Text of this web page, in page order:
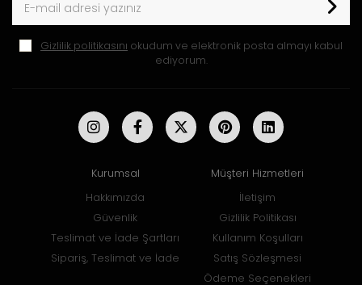
Gizlilik politikasını okudum ve elektronik posta almayı kabul
ediyorum.
Kurumsal
Hakkımızda
Güvenlik
Teslimat ve İade Şartları
Sipariş, Teslimat ve İade
Müşteri Hizmetleri
İletişim
Gizlilik Politikası
Kullanım Koşulları
Satış Sözleşmesi
Ödeme Seçenekleri